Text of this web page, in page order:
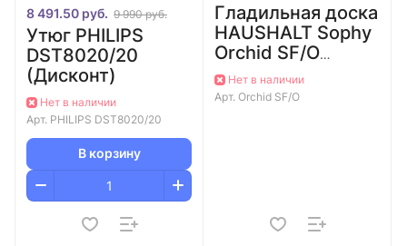
8 491.50 руб. 9 990 руб.
Утюг PHILIPS
DST8020/20
(Дисконт)
Нет в наличии
Арт. PHILIPS DST8020/20
В корзину
Гладильная доска
HAUSHALT Sophy
Orchid SF/O
[123х46,
перфорированный
Нет в наличии
Арт. Orchid SF/O